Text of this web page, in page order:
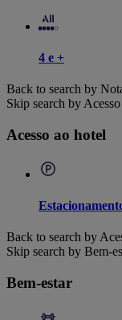
4 e +
Back to search by
Skip search by
Acesso ao hotel
Back to search by
Skip search by Bem-
Bem-estar